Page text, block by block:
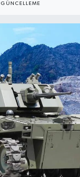
GÜNCELLEME